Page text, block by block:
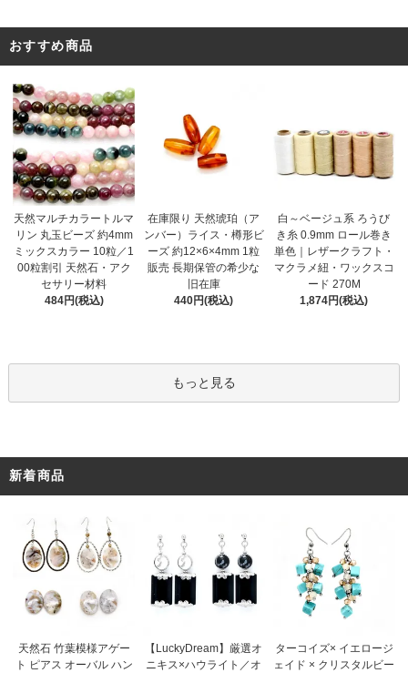
おすすめ商品
天然マルチカラートルマ
リン 丸玉ビーズ 約4mm
ミックスカラー 10粒／1
00粒割引 天然石・アク
セサリー材料
484円(税込)
在庫限り 天然琥珀（ア
ンバー）ライス・樽形ビ
ーズ 約12×6×4mm 1粒
販売 長期保管の希少な
旧在庫
440円(税込)
白～ベージュ系 ろうび
き糸 0.9mm ロール巻き
単色｜レザークラフト・
マクラメ紐・ワックスコ
ード 270M
1,874円(税込)
もっと見る
新着商品
天然石 竹葉模様アゲー
ト ピアス オーバル ハン
【LuckyDream】厳選オ
ニキス×ハウライト／オ
ターコイズ× イエロージ
ェイド × クリスタルビー